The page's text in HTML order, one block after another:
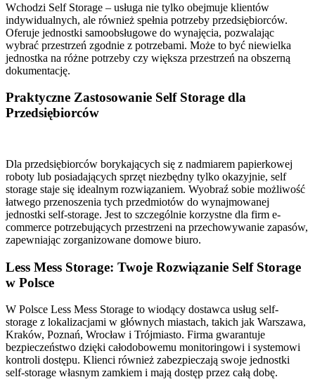
Wchodzi Self Storage – usługa nie tylko obejmuje klientów
indywidualnych, ale również spełnia potrzeby przedsiębiorców.
Oferuje jednostki samoobsługowe do wynajęcia, pozwalając
wybrać przestrzeń zgodnie z potrzebami. Może to być niewielka
jednostka na różne potrzeby czy większa przestrzeń na obszerną
dokumentację.
Praktyczne Zastosowanie Self Storage dla
Przedsiębiorców
Dla przedsiębiorców borykających się z nadmiarem papierkowej
roboty lub posiadających sprzęt niezbędny tylko okazyjnie, self
storage staje się idealnym rozwiązaniem. Wyobraź sobie możliwość
łatwego przenoszenia tych przedmiotów do wynajmowanej
jednostki self-storage. Jest to szczególnie korzystne dla firm e-
commerce potrzebujących przestrzeni na przechowywanie zapasów,
zapewniając zorganizowane domowe biuro.
Less Mess Storage: Twoje Rozwiązanie Self Storage
w Polsce
W Polsce Less Mess Storage to wiodący dostawca usług self-
storage z lokalizacjami w głównych miastach, takich jak Warszawa,
Kraków, Poznań, Wrocław i Trójmiasto. Firma gwarantuje
bezpieczeństwo dzięki całodobowemu monitoringowi i systemowi
kontroli dostępu. Klienci również zabezpieczają swoje jednostki
self-storage własnym zamkiem i mają dostęp przez całą dobę.